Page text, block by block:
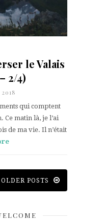
le Valais
2/4)
2018
qui comptent
Ce matin là, je l’ai
de ma vie. Il n’était
OLDER POSTS